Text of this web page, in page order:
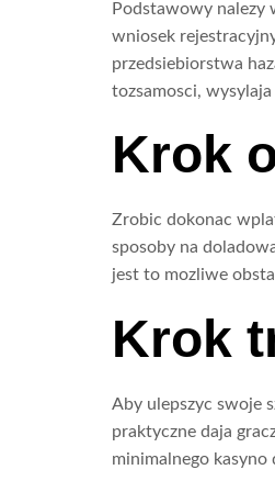
Podstawowy nalezy
wniosek
przedsiebiorstwa
tozsamosci,
Krok
Zrobic dokonac
sposoby na
jest to mozliwe
Krok
Aby ulepszyc swoje
praktyczne daja
minimalnego